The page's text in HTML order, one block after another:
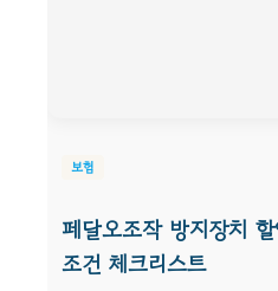
보험
페달오조작 방지장치
조건 체크리스트